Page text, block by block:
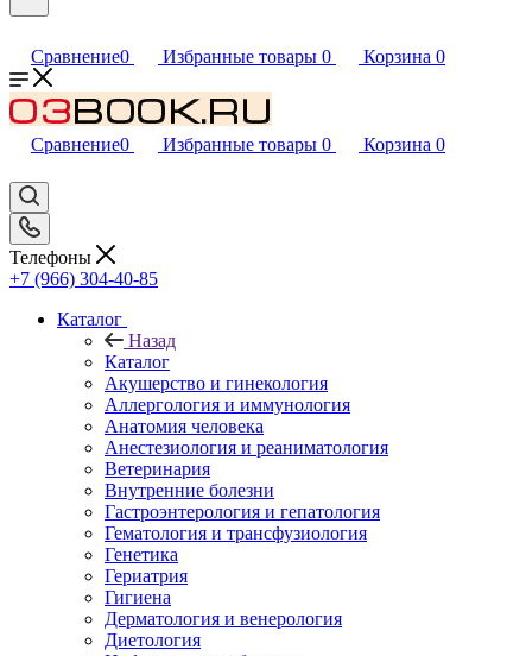
Сравнение0 Избранные товары 0 Корзина 0
Сравнение0 Избранные товары 0 Корзина 0
Телефоны
+7 (966) 304-40-85
Каталог
Назад
Каталог
Акушерство и гинекология
Аллергология и иммунология
Анатомия человека
Анестезиология и реаниматология
Ветеринария
Внутренние болезни
Гастроэнтерология и гепатология
Гематология и трансфузиология
Генетика
Гериатрия
Гигиена
Дерматология и венерология
Диетология